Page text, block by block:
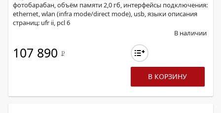
фотобарабан, объём памяти 2,0 гб, интерфейсы подключения:
ethernet, wlan (infra mode/direct mode), usb, языки описания
страниц: ufr ii, pcl 6
В наличии
107 890 Р
В КОРЗИНУ